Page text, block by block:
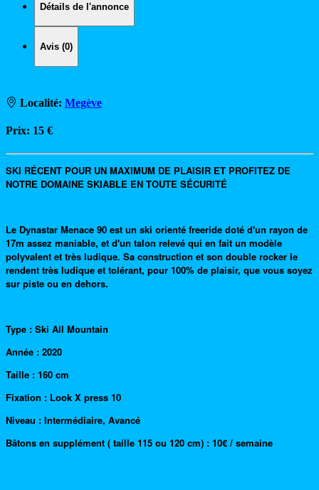
Détails de l'annonce
Avis (0)
Localité: Megève
Prix: 15 €
SKI RÉCENT POUR UN MAXIMUM DE PLAISIR ET PROFITEZ DE
NOTRE DOMAINE SKIABLE EN TOUTE SÉCURITÉ
Le Dynastar Menace 90 est un ski orienté freeride doté d'un rayon de
17m assez maniable, et d'un talon relevé qui en fait un modèle
polyvalent et très ludique. Sa construction et son double rocker le
rendent très ludique et tolérant, pour 100% de plaisir, que vous soyez
sur piste ou en dehors.
Type : Ski All Mountain
Année : 2020
Taille : 160 cm
Fixation : Look X press 10
Niveau : Intermédiaire, Avancé
Bâtons en supplément ( taille 115 ou 120 cm) : 10€ / semaine